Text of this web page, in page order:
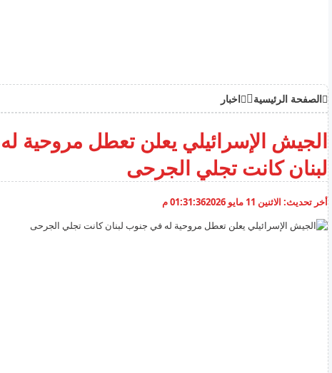
الصفحة الرئيسية اخبار
الجيش الإسرائيلي يعلن تعطل مروحية
لبنان كانت تجلي الجرحى
أخر تحديث: الاثنين 11 مايو 2026 01:31:36 م